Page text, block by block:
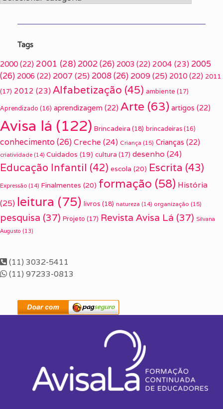
Tags
2000 (22) 2001 (28) 2002(26) 2003 (22) 2004 (23) 2005
(26) 2006 (22) 2007 (25) 2008(26) 2009(25) 2010 (22) 2011
(17) 2012 (23) Alfabetização (45) ambiente (17)
Aprendizado (16) aprendizagem (22) Arte (63) artigos (22)
Avisa lá (122) Brincadeira (18) brincadeiras (16)
conhecimento(26) Creche (24) Criança (15) Crianças (22)
criatividade (14) Cuidados (19) cultura (17) desenho (24)
Educação Infantil (42) escola (20) Escrita (43)
Expressão (14) Finalmentes (20) formação (58) História
(25) leitura (75) livros (18) natureza (14) organização (15)
pesquisa (37) Projeto (17) Revista Avisa Lá (37) Silvana
Augusto (13)
(11) 3032-5411
(11) 97233-0813